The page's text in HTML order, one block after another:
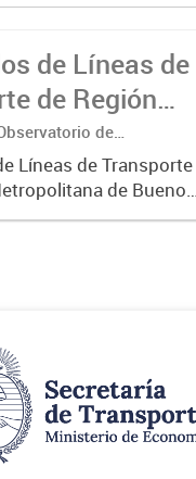
de Líneas de
de Región
de
(RMBA)
de
y Sistemas
Líneas de Transporte
de Buenos